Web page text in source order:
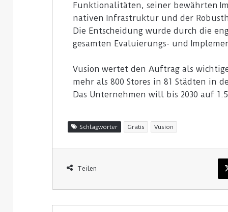
Funktionalitäten, seiner bewährten
nativen Infrastruktur und der
Die Entscheidung wurde durch die
gesamten Evaluierungs- und
Vusion wertet den Auftrag als
mehr als 800 Stores in 81 Städten in
Das Unternehmen will bis 2030 auf
Schlagwörter Gratis Vusion
Teilen